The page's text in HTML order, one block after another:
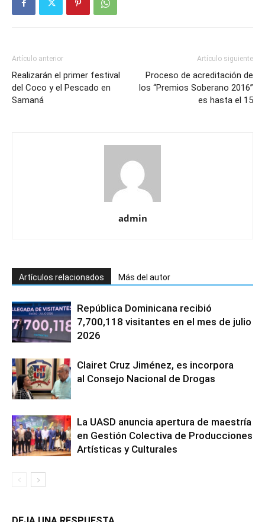
Artículo anterior
Realizarán el primer festival
del Coco y el Pescado en
Samaná
Artículo siguiente
Proceso de acreditación de
los “Premios Soberano 2016”
es hasta el 15
admin
Artículos relacionados Más del autor
República Dominicana recibió
7,700,118 visitantes en el mes de julio
2026
Clairet Cruz Jiménez, es incorpora
al Consejo Nacional de Drogas
La UASD anuncia apertura de maestría
en Gestión Colectiva de Producciones
Artísticas y Culturales